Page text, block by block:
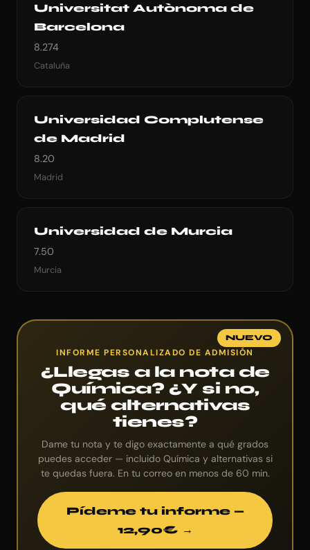
Universitat Autònoma de
Barcelona
8.274
Cataluña
Universidad Complutense
de Madrid
8.20
Madrid
Universidad de Murcia
7.50
Murcia
NUEVO
INFORME PERSONALIZADO DE ADMISIÓN
¿Llegas a la nota de
Química? ¿Y si no,
qué alternativas
tienes?
Dame tu nota y te digo exactamente a qué grados
puedes acceder — incluido Química y alternativas si
te quedas fuera. En tu correo en menos de 60 min.
Pídeme tu informe —
12,90€ →